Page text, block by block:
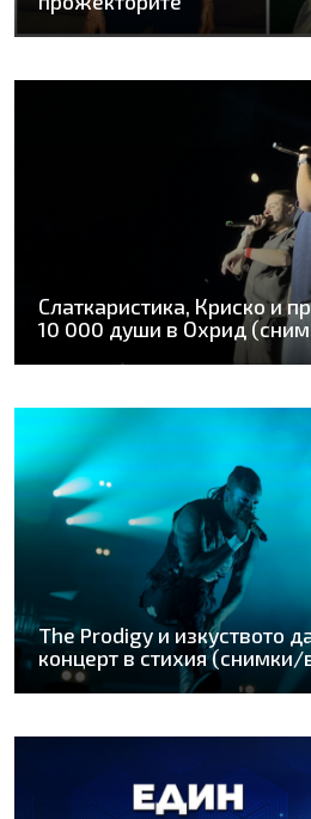
Слаткаристика, Криско и
10 000 души в Охрид
The Prodigy и изкуството
концерт в стихия